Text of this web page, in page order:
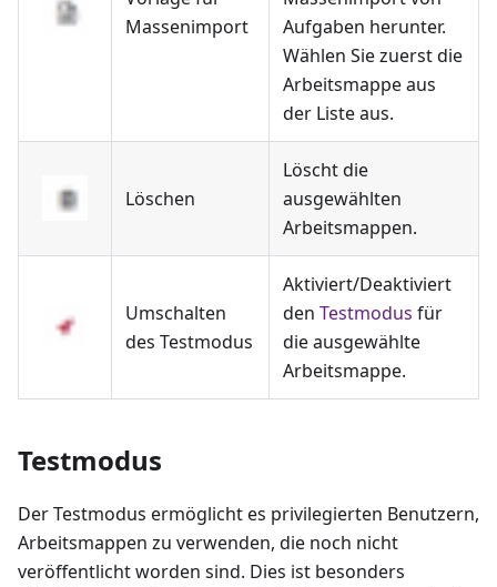
Massenimport
Aufgaben herunter.
Wählen Sie zuerst die
Arbeitsmappe aus
der Liste aus.
Löschen
Löscht die
ausgewählten
Arbeitsmappen.
Umschalten
des Testmodus
Aktiviert/Deaktiviert
den Testmodus für
die ausgewählte
Arbeitsmappe.
Testmodus
Der Testmodus ermöglicht es privilegierten Benutzern,
Arbeitsmappen zu verwenden, die noch nicht
veröffentlicht worden sind. Dies ist besonders